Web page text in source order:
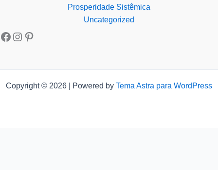
Prosperidade Sistêmica
Uncategorized
Copyright © 2026 | Powered by Tema Astra para WordPress